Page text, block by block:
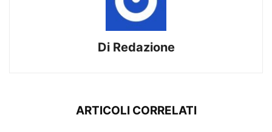
Di Redazione
ARTICOLI CORRELATI